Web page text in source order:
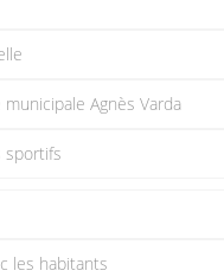
Agnès Varda
sportifs
les habitants